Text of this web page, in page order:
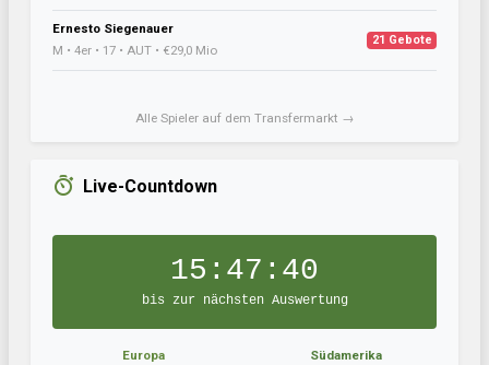
Ernesto Siegenauer
M • 4er • 17 • AUT • €29,0 Mio
21 Gebote
Alle Spieler auf dem Transfermarkt →
Live-Countdown
15:47:40
bis zur nächsten Auswertung
Europa
Südamerika